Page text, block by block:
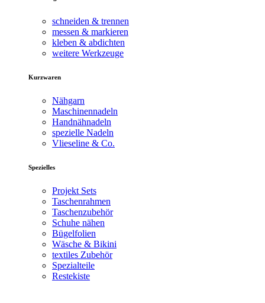
schneiden & trennen
messen & markieren
kleben & abdichten
weitere Werkzeuge
Kurzwaren
Nähgarn
Maschinennadeln
Handnähnadeln
spezielle Nadeln
Vlieseline & Co.
Spezielles
Projekt Sets
Taschenrahmen
Taschenzubehör
Schuhe nähen
Bügelfolien
Wäsche & Bikini
textiles Zubehör
Spezialteile
Restekiste